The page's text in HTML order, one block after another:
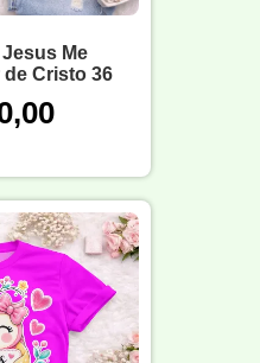
Me
de Cristo 36